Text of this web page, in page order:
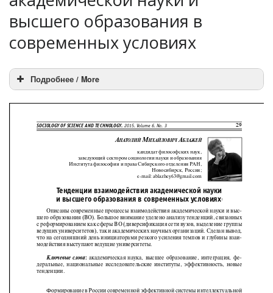
высшего образования в
современных условиях
Подробнее / More